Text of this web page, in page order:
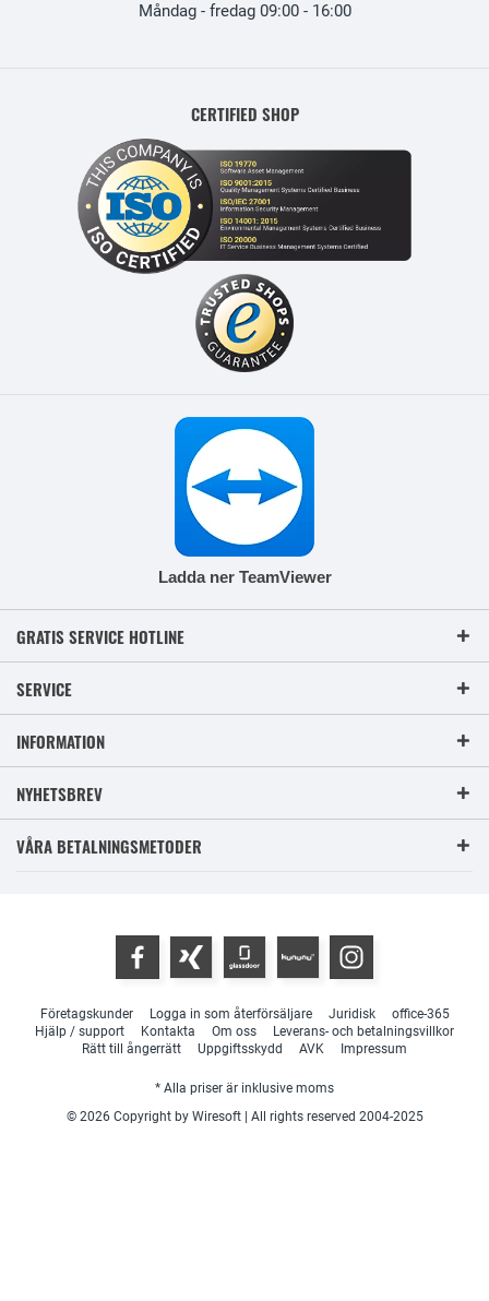
Måndag - fredag 09:00 - 16:00
CERTIFIED SHOP
Ladda ner TeamViewer
GRATIS SERVICE HOTLINE
SERVICE
INFORMATION
NYHETSBREV
VÅRA BETALNINGSMETODER
Företagskunder Logga in som återförsäljare Juridisk
office-365
Hjälp / support
Kontakta Om oss
Leverans- och betalningsvillkor
Rätt till ångerrätt
Uppgiftsskydd AVK Impressum
* Alla priser är inklusive moms
© 2026 Copyright by Wiresoft | All rights reserved 2004-2025